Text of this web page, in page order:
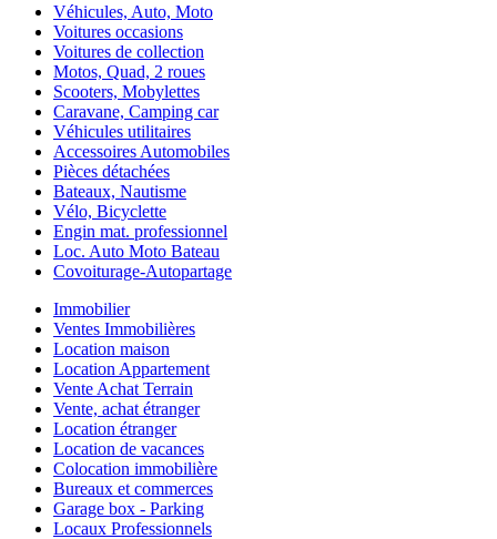
Véhicules, Auto, Moto
Voitures occasions
Voitures de collection
Motos, Quad, 2 roues
Scooters, Mobylettes
Caravane, Camping car
Véhicules utilitaires
Accessoires Automobiles
Pièces détachées
Bateaux, Nautisme
Vélo, Bicyclette
Engin mat. professionnel
Loc. Auto Moto Bateau
Covoiturage-Autopartage
Immobilier
Ventes Immobilières
Location maison
Location Appartement
Vente Achat Terrain
Vente, achat étranger
Location étranger
Location de vacances
Colocation immobilière
Bureaux et commerces
Garage box - Parking
Locaux Professionnels